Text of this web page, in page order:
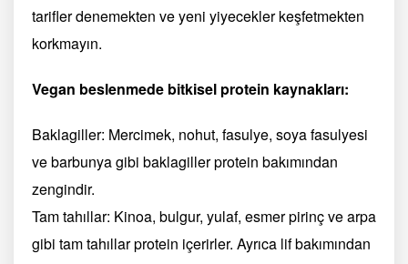
tarifler denemekten ve yeni yiyecekler keşfetmekten
korkmayın.
Vegan beslenmede bitkisel protein kaynakları:
Baklagiller: Mercimek, nohut, fasulye, soya fasulyesi
ve barbunya gibi baklagiller protein bakımından
zengindir.
Tam tahıllar: Kinoa, bulgur, yulaf, esmer pirinç ve arpa
gibi tam tahıllar protein içerirler. Ayrıca lif bakımından